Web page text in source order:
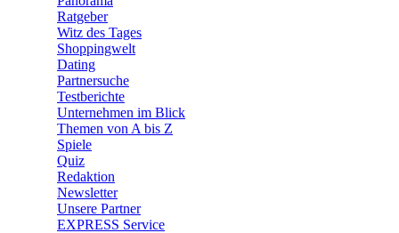
Ratgeber
Witz des Tages
Shoppingwelt
Dating
Partnersuche
Testberichte
Unternehmen im Blick
Themen von A bis Z
Spiele
Quiz
Redaktion
Newsletter
Unsere Partner
EXPRESS Service